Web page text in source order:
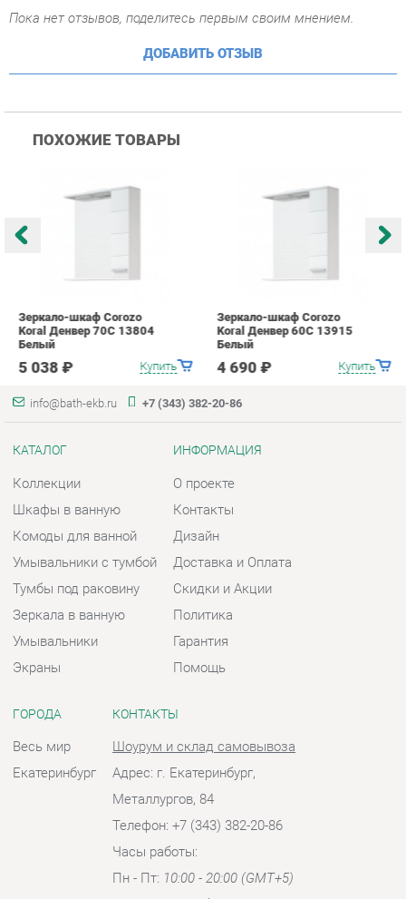
Коллекции
Шкафы в ванную
Комоды для ванной
Умывальники с тумбой
Тумбы под раковину
Зеркала в ванную
О проекте
Контакты
Дизайн
Доставка и Оплата
Скидки и Акции
Политика
ГОРОДА
Екатеринбург
КОНТАКТЫ
Шоурум и склад самовывоза
Адрес: г. Екатеринбург,
Металлургов, 84
Телефон: +7 (343) 382-20-86
Часы работы:
© 2009-2026 Ванная-Екатеринбург